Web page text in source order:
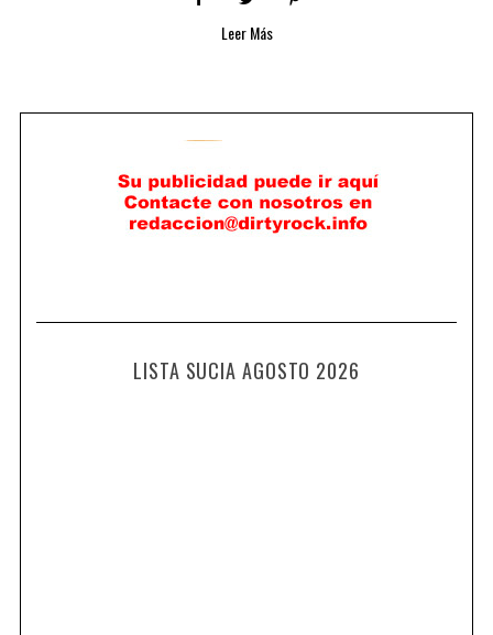
Leer Más
LISTA SUCIA AGOSTO 2026